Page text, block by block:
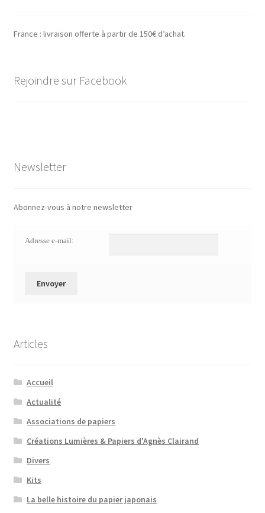
France : livraison offerte à partir de 150€ d’achat.
Rejoindre sur Facebook
Newsletter
Abonnez-vous à notre newsletter
Adresse e-mail:
Articles
Accueil
Actualité
Associations de papiers
Créations Lumières & Papiers d'Agnès Clairand
Divers
Kits
La belle histoire du papier japonais